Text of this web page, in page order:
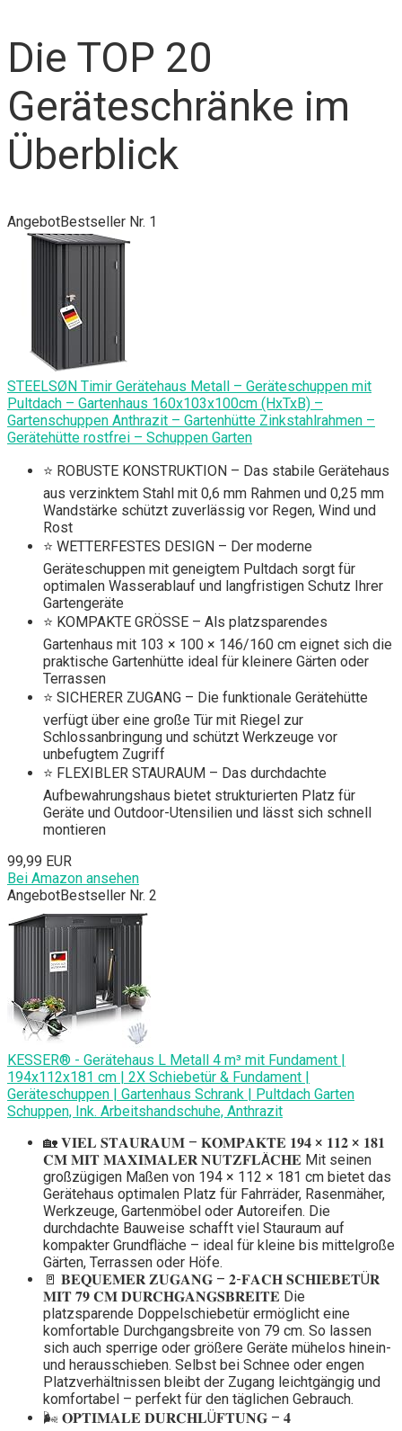
Die TOP 20
Geräteschränke im
Überblick
AngebotBestseller Nr. 1
STEELSØN Timir Gerätehaus Metall – Geräteschuppen mit
Pultdach – Gartenhaus 160x103x100cm (HxTxB) –
Gartenschuppen Anthrazit – Gartenhütte Zinkstahlrahmen –
Gerätehütte rostfrei – Schuppen Garten
⭐ ROBUSTE KONSTRUKTION – Das stabile Gerätehaus
aus verzinktem Stahl mit 0,6 mm Rahmen und 0,25 mm
Wandstärke schützt zuverlässig vor Regen, Wind und
Rost
⭐ WETTERFESTES DESIGN – Der moderne
Geräteschuppen mit geneigtem Pultdach sorgt für
optimalen Wasserablauf und langfristigen Schutz Ihrer
Gartengeräte
⭐ KOMPAKTE GRÖSSE – Als platzsparendes
Gartenhaus mit 103 × 100 × 146/160 cm eignet sich die
praktische Gartenhütte ideal für kleinere Gärten oder
Terrassen
⭐ SICHERER ZUGANG – Die funktionale Gerätehütte
verfügt über eine große Tür mit Riegel zur
Schlossanbringung und schützt Werkzeuge vor
unbefugtem Zugriff
⭐ FLEXIBLER STAURAUM – Das durchdachte
Aufbewahrungshaus bietet strukturierten Platz für
Geräte und Outdoor-Utensilien und lässt sich schnell
montieren
99,99 EUR
Bei Amazon ansehen
AngebotBestseller Nr. 2
KESSER® - Gerätehaus L Metall 4 m³ mit Fundament |
194x112x181 cm | 2X Schiebetür & Fundament |
Geräteschuppen | Gartenhaus Schrank | Pultdach Garten
Schuppen, Ink. Arbeitshandschuhe, Anthrazit
🏡 𝐕𝐈𝐄𝐋 𝐒𝐓𝐀𝐔𝐑𝐀𝐔𝐌 – 𝐊𝐎𝐌𝐏𝐀𝐊𝐓𝐄 𝟏𝟗𝟒 × 𝟏𝟏𝟐 × 𝟏𝟖𝟏
𝐂𝐌 𝐌𝐈𝐓 𝐌𝐀𝐗𝐈𝐌𝐀𝐋𝐄𝐑 𝐍𝐔𝐓𝐙𝐅𝐋Ä𝐂𝐇𝐄 Mit seinen
großzügigen Maßen von 194 × 112 × 181 cm bietet das
Gerätehaus optimalen Platz für Fahrräder, Rasenmäher,
Werkzeuge, Gartenmöbel oder Autoreifen. Die
durchdachte Bauweise schafft viel Stauraum auf
kompakter Grundfläche – ideal für kleine bis mittelgroße
Gärten, Terrassen oder Höfe.
🚪 𝐁𝐄𝐐𝐔𝐄𝐌𝐄𝐑 𝐙𝐔𝐆𝐀𝐍𝐆 – 𝟐-𝐅𝐀𝐂𝐇 𝐒𝐂𝐇𝐈𝐄𝐁𝐄𝐓Ü𝐑
𝐌𝐈𝐓 𝟕𝟗 𝐂𝐌 𝐃𝐔𝐑𝐂𝐇𝐆𝐀𝐍𝐆𝐒𝐁𝐑𝐄𝐈𝐓𝐄 Die
platzsparende Doppelschiebetür ermöglicht eine
komfortable Durchgangsbreite von 79 cm. So lassen
sich auch sperrige oder größere Geräte mühelos hinein-
und herausschieben. Selbst bei Schnee oder engen
Platzverhältnissen bleibt der Zugang leichtgängig und
komfortabel – perfekt für den täglichen Gebrauch.
🌬️ 𝐎𝐏𝐓𝐈𝐌𝐀𝐋𝐄 𝐃𝐔𝐑𝐂𝐇𝐋Ü𝐅𝐓𝐔𝐍𝐆 – 𝟒